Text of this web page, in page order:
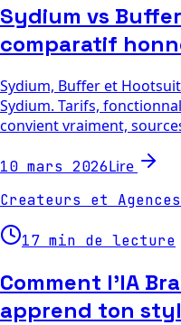
Sydium vs
comparatif
Sydium, Buffer et
Sydium. Tarifs,
convient vraiment,
10 mars 2026Lire
Createurs et Agences
17 min de lecture
Comment l'IA
apprend ton